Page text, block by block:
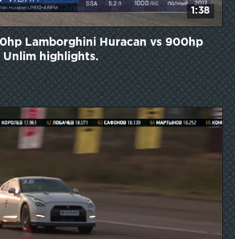
1:38
Lamborghini Huracan vs 900hp
Unlim highlights.